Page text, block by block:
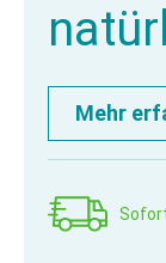
Mehr